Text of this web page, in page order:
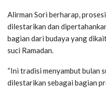
Alirman Sori berharap,
dilestarikan dan
bagian dari budaya yang
suci Ramadan.
“Ini tradisi menyambut bulan
dilestarikan sebagai bagian